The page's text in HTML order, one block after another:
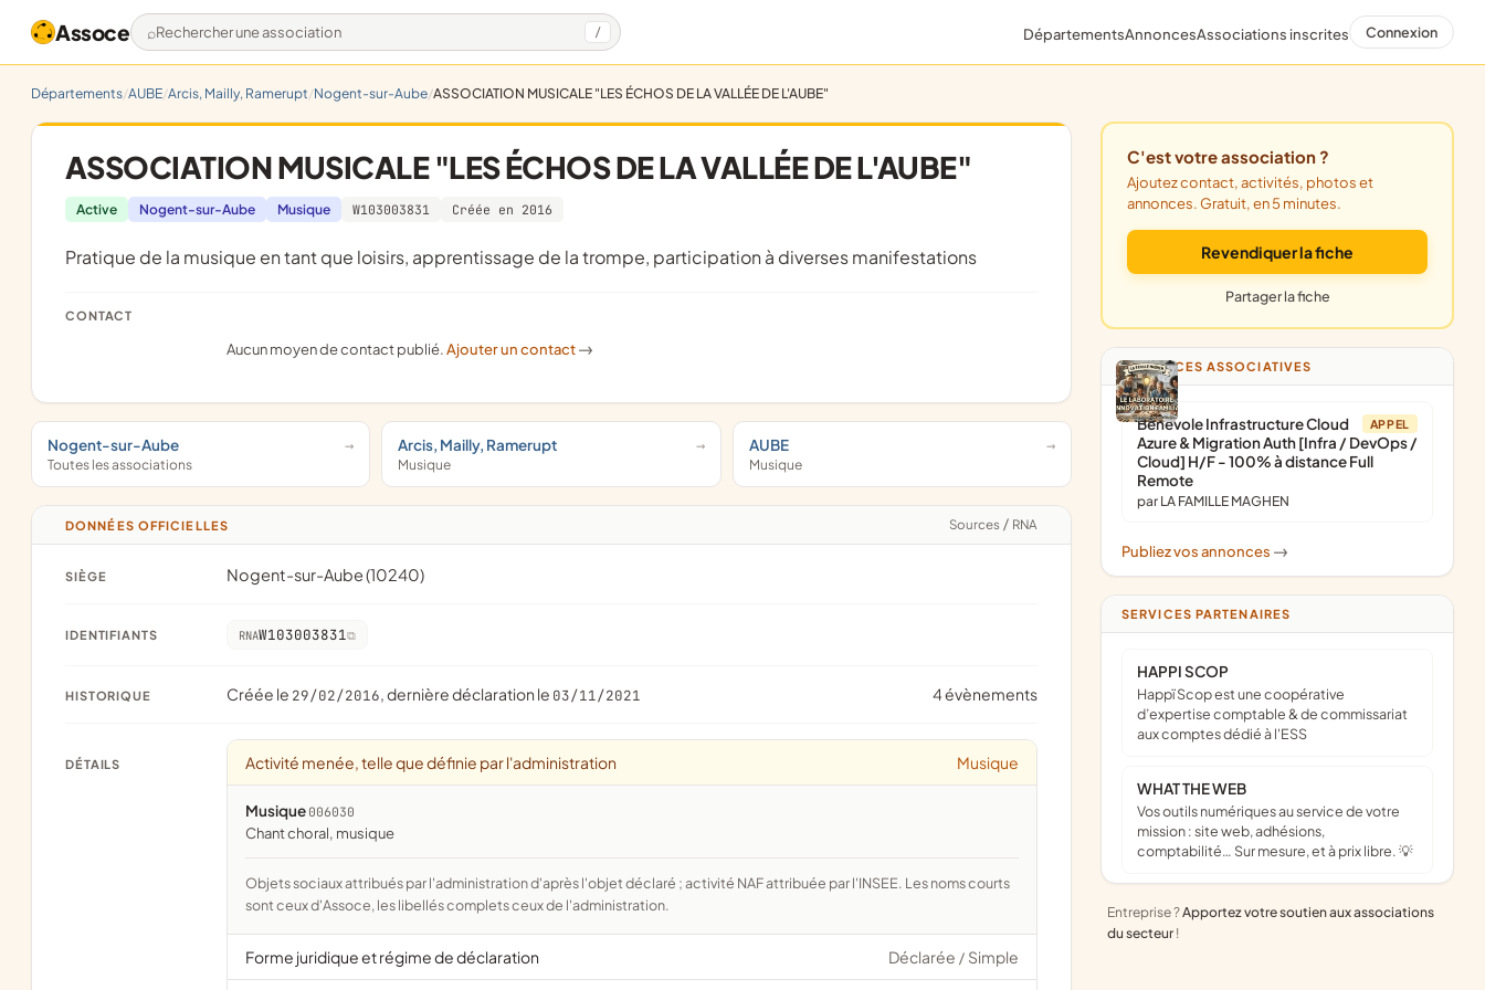
Assoce Rechercher une association / DépartementsAnnoncesAssociations inscrites Connexion
Départements AUBE Arcis, Mailly, Ramerupt Nogent-sur-Aube ASSOCIATION MUSICALE "LES ÉCHOS DE LA VALLÉE DE L'AUBE"
ASSOCIATION MUSICALE "LES ÉCHOS DE LA VALLÉE DE L'AUBE"
Active Nogent-sur-Aube Musique W103003831 Créée en 2016
pratique de la musique en tant que loisirs, apprentissage de la trompe, participation à diverses manifestations
CONTACT
Aucun moyen de contact publié.Ajouter un contact ->
Nogent-sur-Aube
Toutes les associations
Arcis, Mailly, Ramerupt
Musique
AUBE
Musique
DONNÉES OFFICIELLES Sources / RNA
SIÈGE Nogent-sur-Aube (10240)
IDENTIFIANTS RNAW103003831
HISTORIQUE Créée le 29/02/2016, dernière déclaration le 03/11/2021 4 évènements
DÉTAILS Activité menée, telle que définie par l'administration Musique
Musique 006030
chant choral, musique
Objets sociaux attribués par l'administration d'après l'objet déclaré ; activité NAF attribuée par l'INSEE. Les noms courts
sont ceux d'Assoce, les libellés complets ceux de l'administration.
Forme juridique et régime de déclaration Déclarée / Simple
C'est votre association ?
Ajoutez contact, activités, photos et
annonces. Gratuit, en 5 minutes.
Revendiquer la fiche
Partager la fiche
ANNONCES ASSOCIATIVES
APPEL
Bénévole Infrastructure Cloud
Azure & Migration Auth [Infra / DevOps /
Cloud] H/F - 100% à distance Full
Remote
par LA FAMILLE MAGHEN
Publiez vos annonces ->
SERVICES PARTENAIRES
HAPPI SCOP
Happï Scop est une coopérative
d’expertise comptable & de commissariat
aux comptes dédié à l'ESS
WHAT THE WEB
Vos outils numériques au service de votre
mission : site web, adhésions,
comptabilité… Sur mesure, et à prix libre. 💡
Entreprise ?Apportez votre soutien aux associations
du secteur !